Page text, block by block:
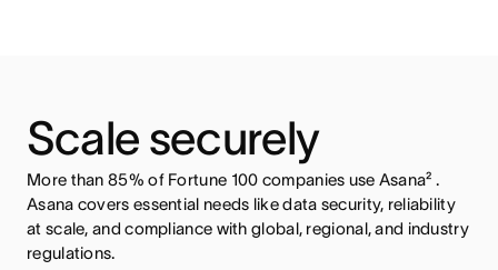
Scale securely
More than 85% of Fortune 100 companies use Asana² .
Asana covers essential needs like data security, reliability
at scale, and compliance with global, regional, and industry
regulations.